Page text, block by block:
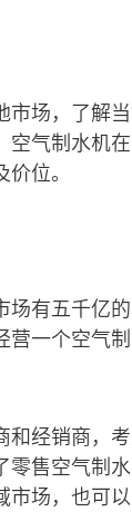
场，了解
气制水机
位。
有五千亿
一个空气
和经销商，
售空气制
场，也可以